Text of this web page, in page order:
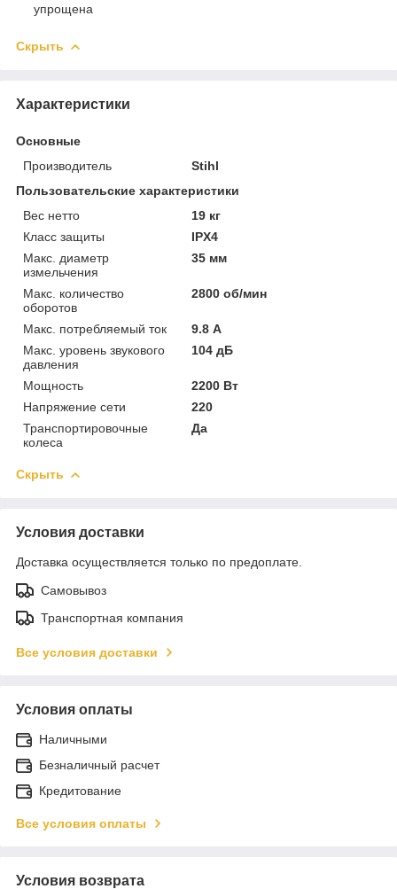
упрощена
Скрыть
Характеристики
Основные
Производитель
Stihl
Пользовательские характеристики
Вес нетто
19 кг
Класс защиты
IPX4
Макс. диаметр
измельчения
35 мм
Макс. количество
оборотов
2800 об/мин
Макс. потребляемый ток
9.8 А
Макс. уровень звукового
давления
104 дБ
Мощность
2200 Вт
Напряжение сети
220
Транспортировочные
колеса
Да
Скрыть
Условия доставки
Доставка осуществляется только по предоплате.
Самовывоз
Транспортная компания
Все условия доставки
Условия оплаты
Наличными
Безналичный расчет
Кредитование
Все условия оплаты
Условия возврата